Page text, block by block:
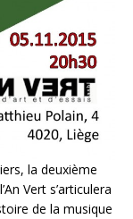
la deuxième
Vert s’articulera
de la musique